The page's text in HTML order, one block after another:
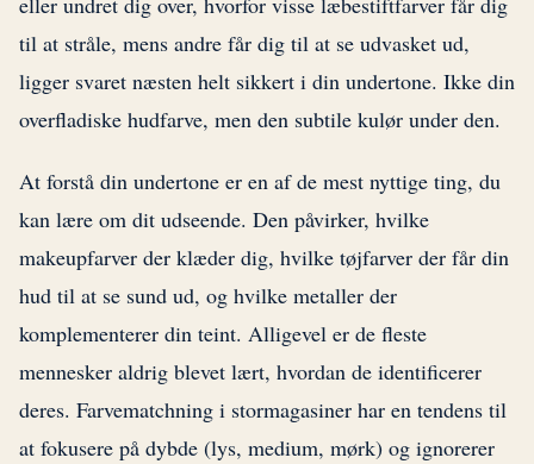
til at stråle, mens andre får dig til at se udvasket ud,
ligger svaret næsten helt sikkert i din undertone. Ikke din
overfladiske hudfarve, men den subtile kulør under den.
At forstå din undertone er en af de mest nyttige ting, du
kan lære om dit udseende. Den påvirker, hvilke
makeupfarver der klæder dig, hvilke tøjfarver der får din
hud til at se sund ud, og hvilke metaller der
komplementerer din teint. Alligevel er de fleste
mennesker aldrig blevet lært, hvordan de identificerer
deres. Farvematchning i stormagasiner har en tendens til
at fokusere på dybde (lys, medium, mørk) og ignorerer